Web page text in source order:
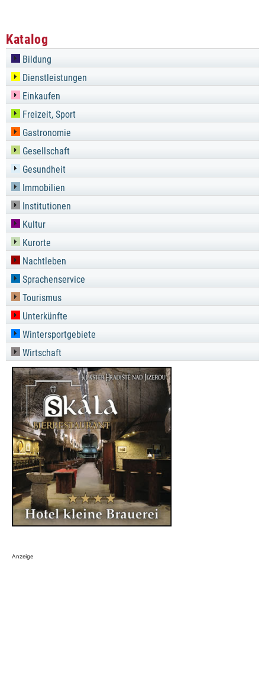
Katalog
Bildung
Dienstleistungen
Einkaufen
Freizeit, Sport
Gastronomie
Gesellschaft
Gesundheit
Immobilien
Institutionen
Kultur
Kurorte
Nachtleben
Sprachenservice
Tourismus
Unterkünfte
Wintersportgebiete
Wirtschaft